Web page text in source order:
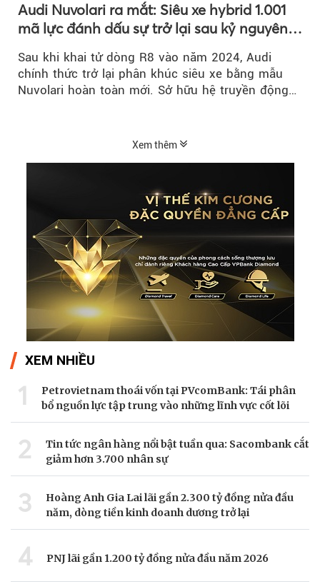
Audi Nuvolari ra mắt: Siêu xe hybrid 1.001
mã lực đánh dấu sự trở lại sau kỷ nguyên
Sau khi khai tử dòng R8 vào năm 2024, Audi
chính thức trở lại phân khúc siêu xe bằng mẫu
Nuvolari hoàn toàn mới. Sở hữu hệ truyền động
xem là tuyên ngôn mới của Audi trong kỷ nguyên
Xem thêm
XEM NHIỀU
1
Petrovietnam thoái vốn tại PVcomBank: Tái phân
bổ nguồn lực tập trung vào những lĩnh vực cốt lõi
2
Tin tức ngân hàng nổi bật tuần qua: Sacombank cắt
giảm hơn 3.700 nhân sự
3
Hoàng Anh Gia Lai lãi gần 2.300 tỷ đồng nửa đầu
năm, dòng tiền kinh doanh dương trở lại
4 PNJ lãi gần 1.200 tỷ đồng nửa đầu năm 2026